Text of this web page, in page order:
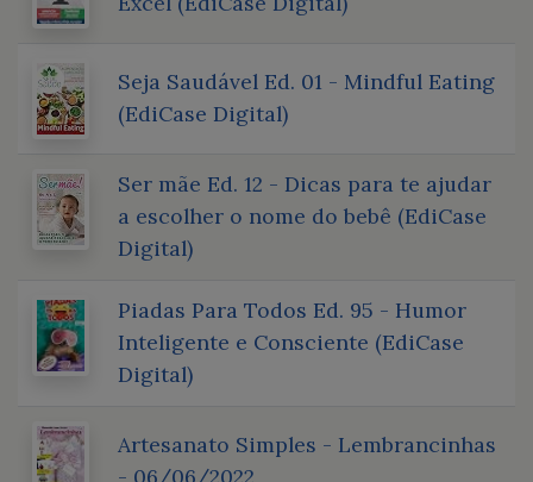
Seja Saudável Ed. 01 - Mindful Eating
(EdiCase Digital)
Ser mãe Ed. 12 - Dicas para te ajudar
a escolher o nome do bebê (EdiCase
Digital)
Piadas Para Todos Ed. 95 - Humor
Inteligente e Consciente (EdiCase
Digital)
Artesanato Simples - Lembrancinhas
- 06/06/2022